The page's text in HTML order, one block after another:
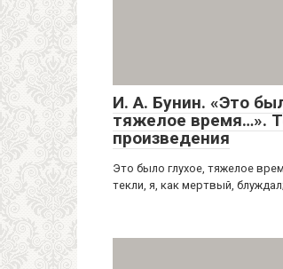
И. А. Бунин. «Это
тяжелое время…».
произведения
Это было глухое, тяжелое
текли, я, как мертвый,